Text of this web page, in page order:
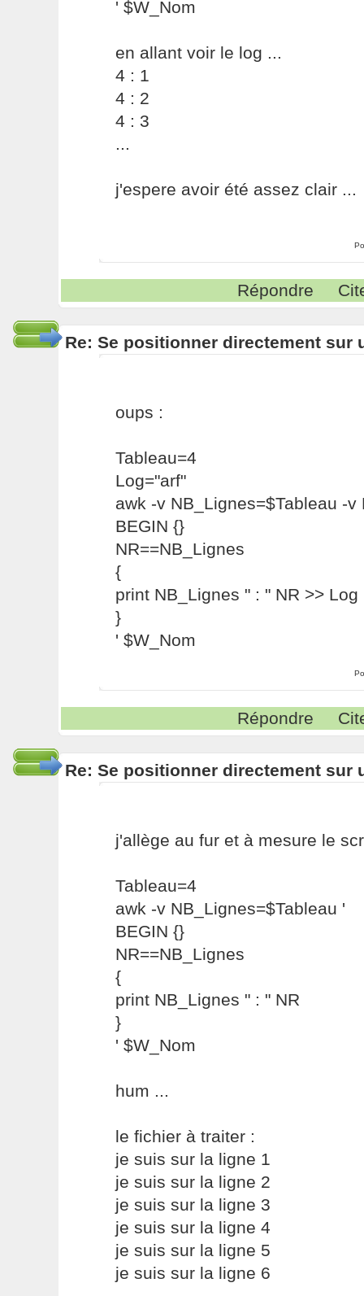
' $W_Nom
en allant voir le log ...
4 : 1
4 : 2
4 : 3
...
j'espere avoir été assez clair ...
Répondre
Re: Se positionner directement sur
oups :
Tableau=4
Log="arf"
awk -v NB_Lignes=$Tableau -v
BEGIN {}
NR==NB_Lignes
{
print NB_Lignes " : " NR >> Log
}
' $W_Nom
Répondre
Re: Se positionner directement sur
j'allège au fur et à mesure le
Tableau=4
awk -v NB_Lignes=$Tableau '
BEGIN {}
NR==NB_Lignes
{
print NB_Lignes " : " NR
}
' $W_Nom
hum ...
le fichier à traiter :
je suis sur la ligne 1
je suis sur la ligne 2
je suis sur la ligne 3
je suis sur la ligne 4
je suis sur la ligne 5
je suis sur la ligne 6